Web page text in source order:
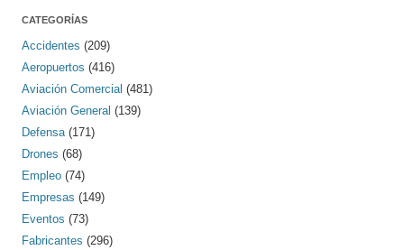
CATEGORÍAS
Accidentes (209)
Aeropuertos (416)
Aviación Comercial (481)
Aviación General (139)
Defensa (171)
Drones (68)
Empleo (74)
Empresas (149)
Eventos (73)
Fabricantes (296)